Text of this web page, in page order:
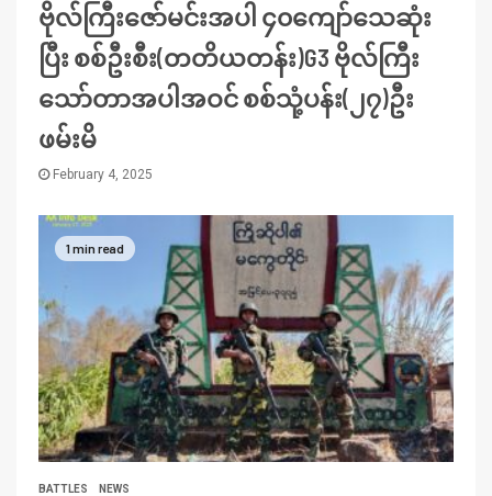
ဗိုလ်ကြီးဇော်မင်းအပါ ၄၀ကျော်သေဆုံး
ပြီး စစ်ဦးစီး(တတိယတန်း)G3 ဗိုလ်ကြီး
သော်တာအပါအဝင် စစ်သုံ့ပန်း(၂၇)ဦး
ဖမ်းမိ
February 4, 2025
1 min read
BATTLES NEWS